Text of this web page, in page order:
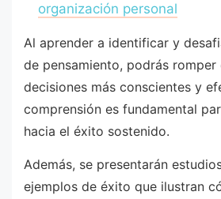
organización personal
Al aprender a identificar y
de pensamiento, podrás
decisiones más conscientes y
comprensión es fundamental
hacia el éxito sostenido.
Además, se presentarán
ejemplos de éxito que ilustran